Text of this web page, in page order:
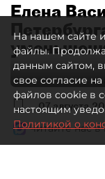
Елена
07 августа
Читайте нас
На нашем сайте
файлы.
данным сайтом,
свое согласие
файлов cookie в
настоящим
Политикой о